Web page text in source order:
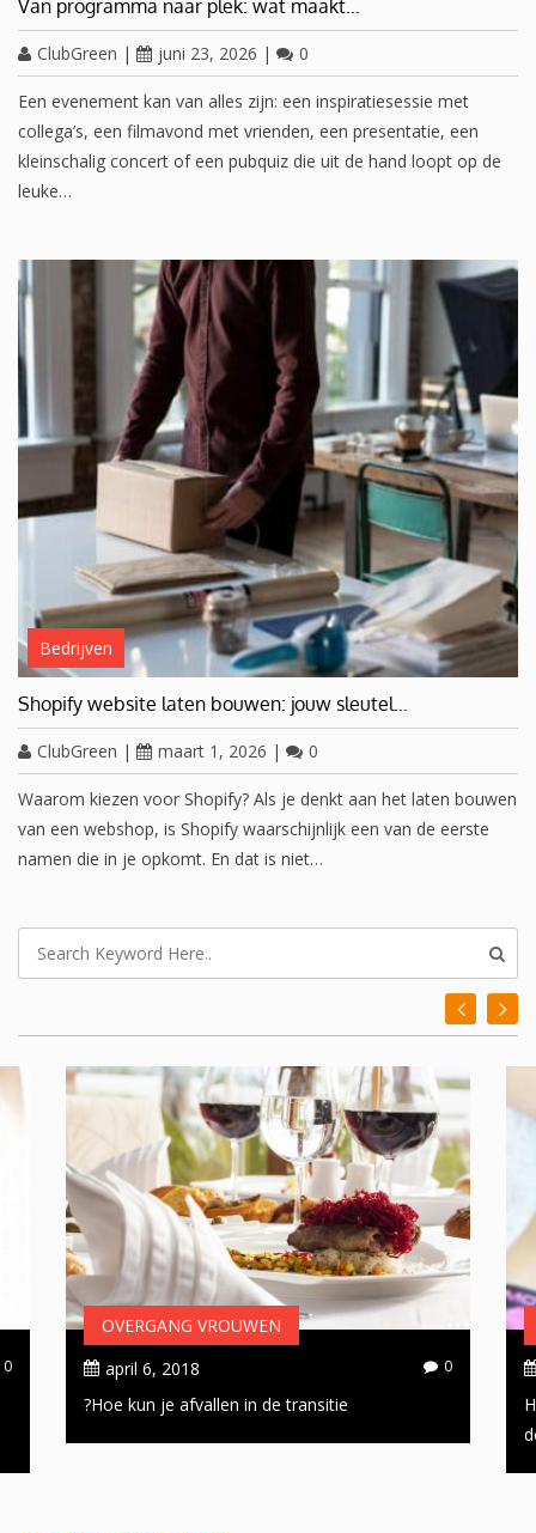
Van programma naar plek: wat maakt…
ClubGreen | juni 23, 2026 | 0
Een evenement kan van alles zijn: een inspiratiesessie met
collega’s, een filmavond met vrienden, een presentatie, een
kleinschalig concert of een pubquiz die uit de hand loopt op de
leuke…
Bedrijven
Shopify website laten bouwen: jouw sleutel…
ClubGreen | maart 1, 2026 | 0
Waarom kiezen voor Shopify? Als je denkt aan het laten bouwen
van een webshop, is Shopify waarschijnlijk een van de eerste
namen die in je opkomt. En dat is niet…
OVERGANG VROUWEN
april 6, 2018
0
Hoe kun je afvallen in de transitie?
0